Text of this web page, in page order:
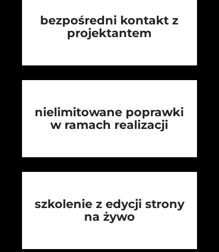
bezpośredni kontakt z
projektantem
nielimitowane poprawki
w ramach realizacji
szkolenie z edycji strony
na żywo